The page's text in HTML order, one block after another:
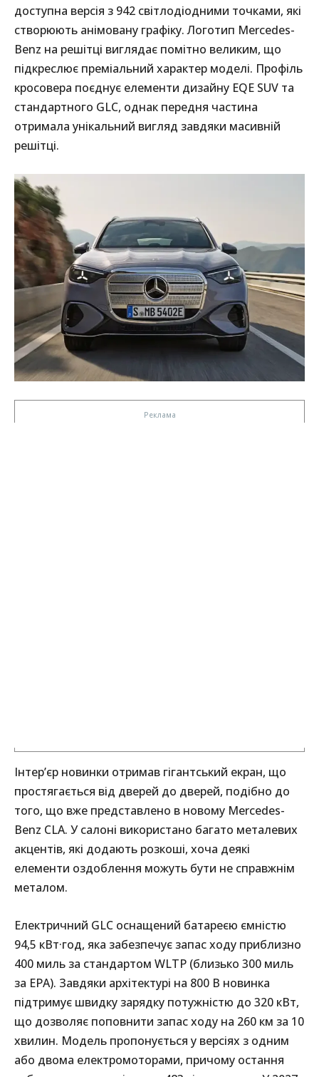
доступна версія з 942 світлодіодними точками, які
створюють анімовану графіку. Логотип Mercedes-
Benz на решітці виглядає помітно великим, що
підкреслює преміальний характер моделі. Профіль
кросовера поєднує елементи дизайну EQE SUV та
стандартного GLC, однак передня частина
отримала унікальний вигляд завдяки масивній
решітці.
Інтер’єр новинки отримав гігантський екран, що
простягається від дверей до дверей, подібно до
того, що вже представлено в новому Mercedes-
Benz CLA. У салоні використано багато металевих
акцентів, які додають розкоші, хоча деякі
елементи оздоблення можуть бути не справжнім
металом.
Електричний GLC оснащений батареєю ємністю
94,5 кВт·год, яка забезпечує запас ходу приблизно
400 миль за стандартом WLTP (близько 300 миль
за EPA). Завдяки архітектурі на 800 В новинка
підтримує швидку зарядку потужністю до 320 кВт,
що дозволяє поповнити запас ходу на 260 км за 10
хвилин. Модель пропонується у версіях з одним
або двома електромоторами, причому остання